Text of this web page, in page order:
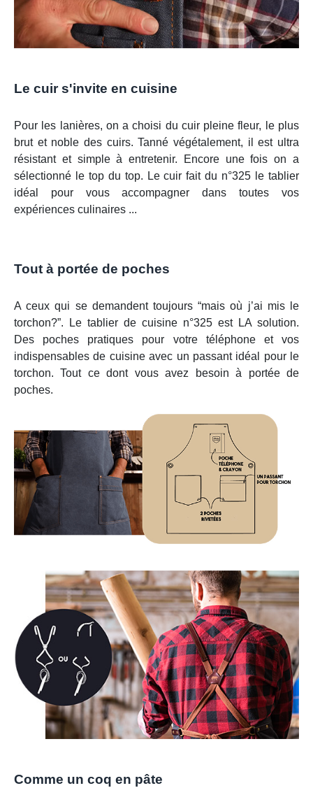
Le cuir s'invite en cuisine
Pour les lanières, on a choisi du cuir pleine fleur, le plus
brut et noble des cuirs. Tanné végétalement, il est ultra
résistant et simple à entretenir. Encore une fois on a
sélectionné le top du top. Le cuir fait du n°325 le tablier
idéal pour vous accompagner dans toutes vos
expériences culinaires ...
Tout à portée de poches
A ceux qui se demandent toujours “mais où j’ai mis le
torchon?”. Le tablier de cuisine n°325 est LA solution.
Des poches pratiques pour votre téléphone et vos
indispensables de cuisine avec un passant idéal pour le
torchon. Tout ce dont vous avez besoin à portée de
poches.
Comme un coq en pâte